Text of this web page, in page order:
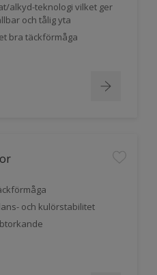
alkyd-teknologi vilket ger
och tålig yta
bra täckförmåga
och kulörstabilitet